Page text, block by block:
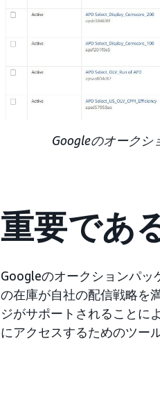
Googleのオークシ
重要であ
Googleのオークションパッ
の在庫が自社の配信戦略を
ジがサポートされることに
にアクセスするためのツー